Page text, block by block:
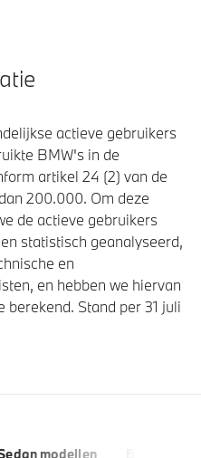
actieve gebruikers
BMW's in de
artikel 24 (2) van de
200.000. Om deze
de actieve gebruikers
statistisch geanalyseerd,
en
en hebben we hiervan
Stand per 31 juli
modellen